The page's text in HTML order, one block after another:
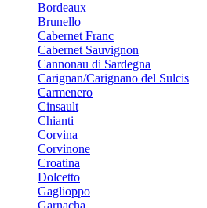
Bordeaux
Brunello
Cabernet Franc
Cabernet Sauvignon
Cannonau di Sardegna
Carignan/Carignano del Sulcis
Carmenero
Cinsault
Chianti
Corvina
Corvinone
Croatina
Dolcetto
Gaglioppo
Garnacha